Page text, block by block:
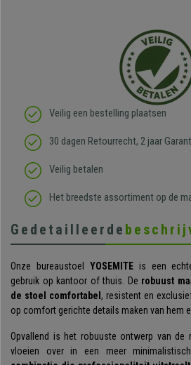
Veilig een bestelling plaatsen
30 dagen Retourrecht, 2 jaar
Veilig betalen
Het breedste assortiment op de
Gedetailleerde
Onze bureaustoel YOSEMITE is een
gebruik op kantoor of thuis. De robuust
de stoel comfortabel , resistent en
op comfort gerichte details maken van hem
Opvallend is het robuuste ontwerp van de
vloeien over in een meer